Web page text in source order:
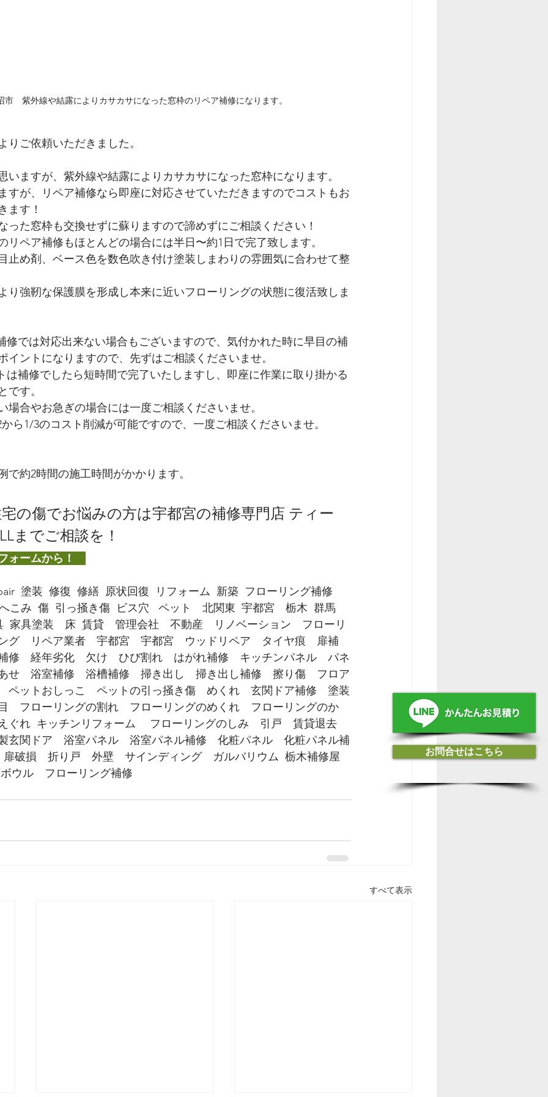
お問合せはこちら
市　紫外線や結露によりカサカサになった窓枠のリペア補修になります。
りご依頼いただきました。
いますが、紫外線や結露によりカサカサになった窓枠になります。
すが、リペア補修なら即座に対応させていただきますのでコストもお
ます！
った窓枠も交換せずに蘇りますので諦めずにご相談ください！
リペア補修もほとんどの場合には半日〜約1日で完了致します。
止め剤、ベース色を数色吹き付け塗装しまわりの雰囲気に合わせて整
り強靭な保護膜を形成し本来に近いフローリングの状態に復活致しま
では対応出来ない場合もございますので、気付かれた時に早目の補
イントになりますので、先ずはご相談くださいませ。
補修でしたら短時間で完了いたしますし、即座に作業に取り掛かる
です。
場合やお急ぎの場合には一度ご相談くださいませ。
ら1/3のコスト削減が可能ですので、一度ご相談くださいませ。
約2時間の施工時間がかかります。
の傷でお悩みの方は宇都宮の補修専門店 ティー
までご相談を！
ォームから！
塗装  修復  修繕  原状回復  リフォーム  新築  フローリング補修
こみ  傷  引っ掻き傷  ビス穴   ペット　北関東  宇都宮　栃木  群馬
家具塗装　床  賃貸　管理会社　不動産　リノベーション　フローリ
グ　リペア業者　宇都宮　宇都宮　ウッドリペア　タイヤ痕　扉補
修　経年劣化　欠け　ひび割れ　はがれ補修　キッチンパネル　パネ
せ　浴室補修　浴槽補修　掃き出し　掃き出し補修　擦り傷　フロア
ペットおしっこ　ペットの引っ掻き傷　めくれ　玄関ドア補修　塗装
　フローリングの割れ　フローリングのめくれ　フローリングのか
ぐれ  キッチンリフォーム 　フローリングのしみ　引戸　賃貸退去
玄関ドア　浴室パネル　浴室パネル補修　化粧パネル　化粧パネル補
扉破損　折り戸　外壁　サインディング　ガルバリウム  栃木補修屋
ウル　フローリング補修
すべて表示